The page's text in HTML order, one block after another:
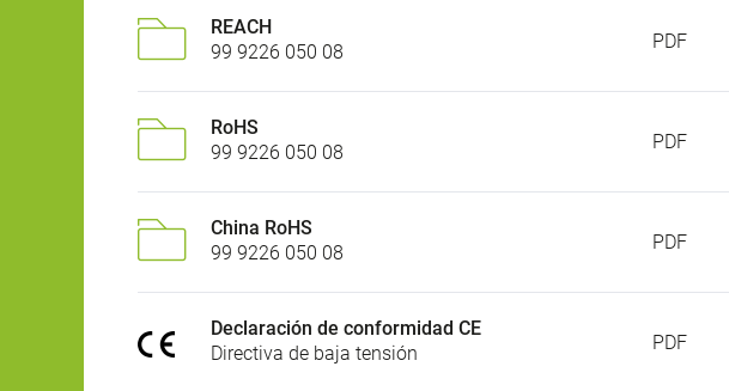
REACH
99 9226 050 08
PDF
RoHS
99 9226 050 08
PDF
China RoHS
99 9226 050 08
PDF
Declaración de conformidad CE
Directiva de baja tensión
PDF